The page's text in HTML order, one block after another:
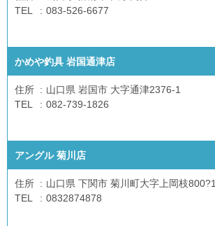
TEL
083-526-6677
かめや釣具 岩国通津店
住所
山口県 岩国市 大字通津2376-1
TEL
082-739-1826
アングル 菊川店
住所
山口県 下関市 菊川町大字上岡枝800?1
TEL
0832874878